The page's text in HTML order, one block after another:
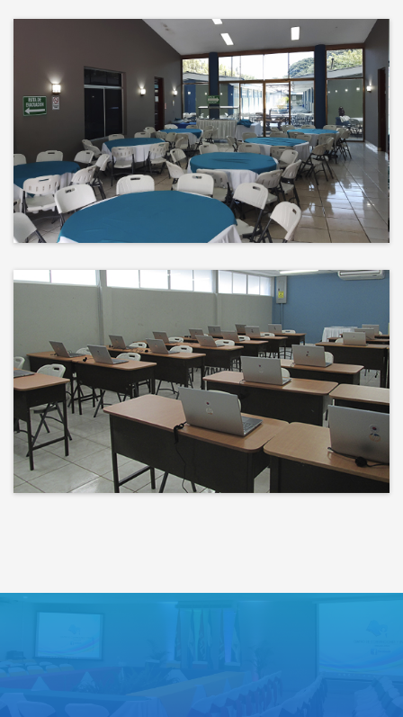
El éxito no es solo un destino, es el
impacto que dejamos en el
camino
Bienvenidos a un espacio donde
las ideas cobran voz y el
conocimiento se comparte
todos tus mañanas